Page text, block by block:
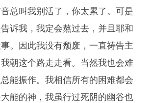
总叫我别活了，你太累了。可是
诉我，我定会熬过去，并且耶和
。因此我没有颓废，一直祷告主
朝这个路走走看。当然我也会难
能振作。我相信所有的困难都会
能的神，我虽行过死阴的幽谷也